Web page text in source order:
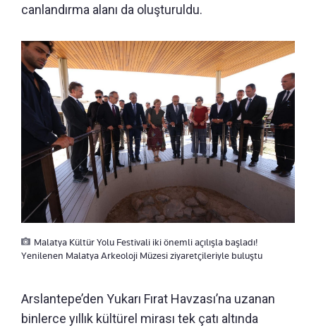
canlandırma alanı da oluşturuldu.
Malatya Kültür Yolu Festivali iki önemli açılışla başladı!
Yenilenen Malatya Arkeoloji Müzesi ziyaretçileriyle buluştu
Arslantepe’den Yukarı Fırat Havzası’na uzanan
binlerce yıllık kültürel mirası tek çatı altında